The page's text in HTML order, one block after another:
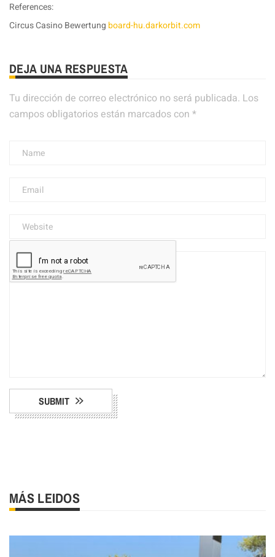
References:
Circus Casino Bewertung board-hu.darkorbit.com
DEJA UNA RESPUESTA
Tu dirección de correo electrónico no será publicada. Los
campos obligatorios están marcados con *
SUBMIT
MÁS LEIDOS